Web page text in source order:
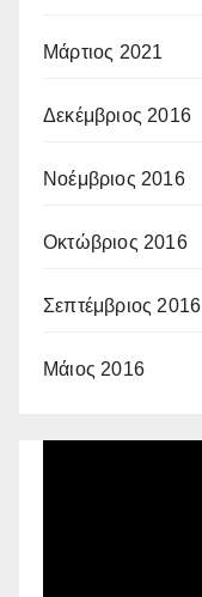
Μάρτιος 2021
Δεκέμβριος 2016
Νοέμβριος 2016
Οκτώβριος 2016
Σεπτέμβριος 2016
Μάιος 2016